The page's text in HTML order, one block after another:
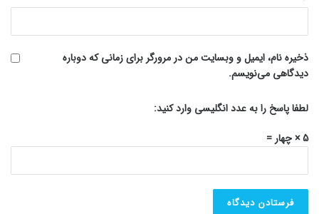
ذخیره نام، ایمیل و وبسایت من در مرورگر برای زمانی که دوباره
دیدگاهی می‌نویسم.
لطفا پاسخ را به عدد انگلیسی وارد کنید:
5 × چهار =